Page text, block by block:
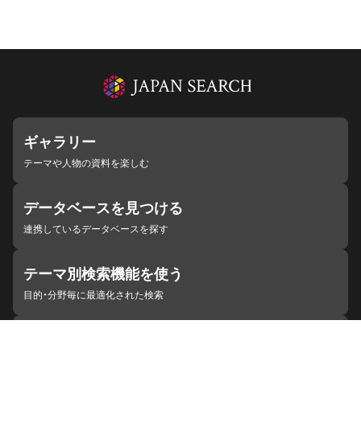
ギャラリー
テーマや人物の資料を楽しむ
データベースを見つける
連携しているデータベースを探す
テーマ別検索機能を使う
目的・分野毎に最適化された検索